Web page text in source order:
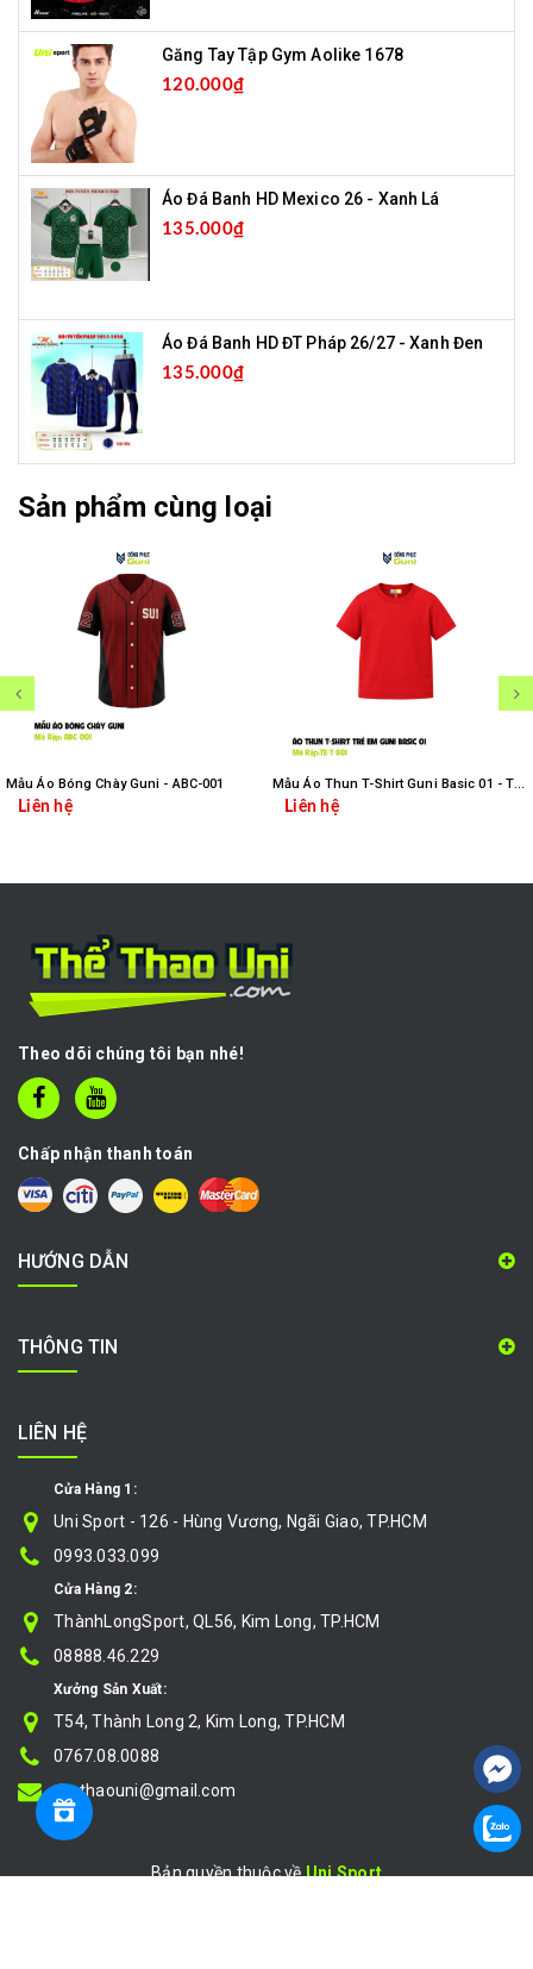
Găng Tay Tập Gym Aolike 1678
120.000₫
Áo Đá Banh HD Mexico 26 - Xanh Lá
135.000₫
Áo Đá Banh HD ĐT Pháp 26/27 - Xanh Đen
135.000₫
Sản phẩm cùng loại
Mẫu Áo Bóng Chày Guni - ABC-001
Liên hệ
Mẫu Áo Thun T-Shirt Guni Basic 01 - TE-T-B01
Liên hệ
Theo dõi chúng tôi bạn nhé!
Chấp nhận thanh toán
HƯỚNG DẪN
THÔNG TIN
LIÊN HỆ
Cửa Hàng 1:
Uni Sport - 126 - Hùng Vương, Ngãi Giao, TP.HCM
0993.033.099
Cửa Hàng 2:
ThànhLongSport, QL56, Kim Long, TP.HCM
08888.46.229
Xưởng Sản Xuất:
T54, Thành Long 2, Kim Long, TP.HCM
0767.08.0088
thethaouni@gmail.com
Bản quyền thuộc vềUni Sport